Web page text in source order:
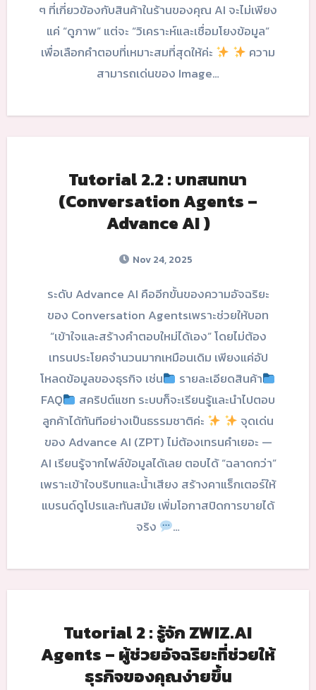
ๆ ที่เกี่ยวข้องกับสินค้าในร้านของคุณ AI จะไม่เพียง
แค่ “ดูภาพ” แต่จะ “วิเคราะห์และเชื่อมโยงข้อมูล”
เพื่อเลือกคำตอบที่เหมาะสมที่สุดให้ค่ะ
ความ
สามารถเด่นของ Image…
Tutorial 2.2 : บทสนทนา
(Conversation Agents –
Advance AI )
Nov 24, 2025
ระดับ Advance AI คืออีกขั้นของความอัจฉริยะ
ของ Conversation Agentsเพราะช่วยให้บอท
“เข้าใจและสร้างคำตอบใหม่ได้เอง” โดยไม่ต้อง
เทรนประโยคจำนวนมากเหมือนเดิม เพียงแค่อัป
โหลดข้อมูลของธุรกิจ เช่น
รายละเอียดสินค้า
FAQ
สคริปต์แชท ระบบก็จะเรียนรู้และนำไปตอบ
ลูกค้าได้ทันทีอย่างเป็นธรรมชาติค่ะ
จุดเด่น
ของ Advance AI (ZPT) ไม่ต้องเทรนคำเยอะ —
AI เรียนรู้จากไฟล์ข้อมูลได้เลย ตอบได้ “ฉลาดกว่า”
เพราะเข้าใจบริบทและน้ำเสียง สร้างคาแร็กเตอร์ให้
แบรนด์ดูโปรและทันสมัย เพิ่มโอกาสปิดการขายได้
จริง
…
Tutorial 2 : รู้จัก ZWIZ.AI
Agents – ผู้ช่วยอัจฉริยะที่ช่วยให้
ธุรกิจของคุณง่ายขึ้น